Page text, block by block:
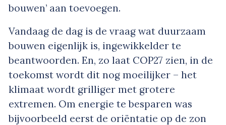
bouwen’ aan toevoegen.
Vandaag de dag is de vraag wat duurzaam
bouwen eigenlijk is, ingewikkelder te
beantwoorden. En, zo laat COP27 zien, in de
toekomst wordt dit nog moeilijker – het
klimaat wordt grilliger met grotere
extremen. Om energie te besparen was
bijvoorbeeld eerst de oriëntatie op de zon